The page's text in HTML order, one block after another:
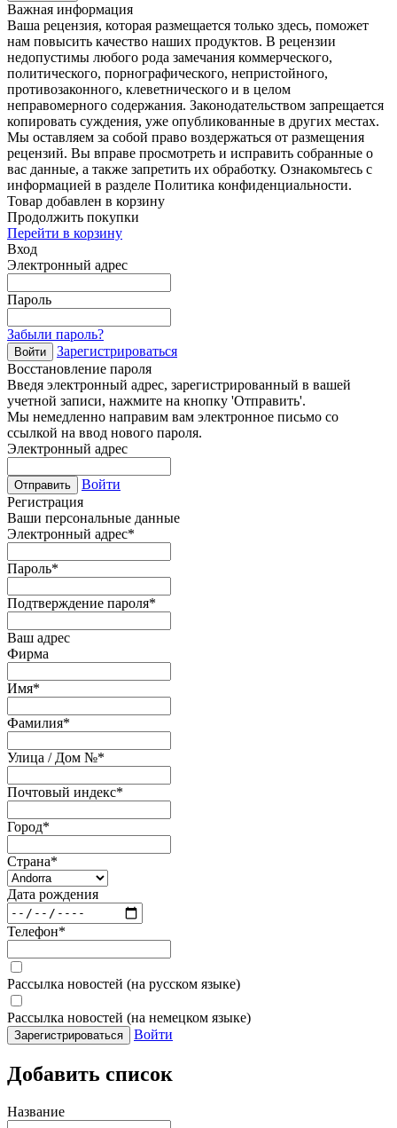
Важная информация
Ваша рецензия, которая размещается только здесь, поможет
нам повысить качество наших продуктов. В рецензии
недопустимы любого рода замечания коммерческого,
политического, порнографического, непристойного,
противозаконного, клеветнического и в целом
неправомерного содержания. Законодательством запрещается
копировать суждения, уже опубликованные в других местах.
Мы оставляем за собой право воздержаться от размещения
рецензий. Вы вправе просмотреть и исправить собранные о
вас данные, а также запретить их обработку. Ознакомьтесь с
информацией в разделе Политика конфиденциальности.
Товар добавлен в корзину
Продолжить покупки
Перейти в корзину
Вход
Электронный адрес
Пароль
Забыли пароль?
Войти
Зарегистрироваться
Восстановление пароля
Введя электронный адрес, зарегистрированный в вашей
учетной записи, нажмите на кнопку 'Отправить'.
Мы немедленно направим вам электронное письмо со
ссылкой на ввод нового пароля.
Электронный адрес
Отправить
Войти
Регистрация
Ваши персональные данные
Электронный адрес*
Пароль*
Подтверждение пароля*
Ваш адрес
Фирма
Имя*
Фамилия*
Улица / Дом №*
Почтовый индекс*
Город*
Страна*
Дата рождения
Телефон*
Рассылка новостей (на русском языке)
Рассылка новостей (на немецком языке)
Зарегистрироваться Войти
Добавить список
Название